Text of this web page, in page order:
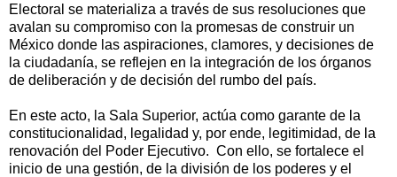
Electoral se materializa a través de sus resoluciones que
avalan su compromiso con la promesas de construir un
México donde las aspiraciones, clamores, y decisiones de
la ciudadanía, se reflejen en la integración de los órganos
de deliberación y de decisión del rumbo del país.
En este acto, la Sala Superior, actúa como garante de la
constitucionalidad, legalidad y, por ende, legitimidad, de la
renovación del Poder Ejecutivo. Con ello, se fortalece el
inicio de una gestión, de la división de los poderes y el